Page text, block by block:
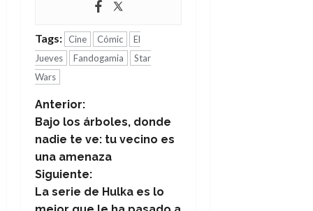
Tags: Cine Cómic
El
Jueves
Fandogamia
Star
Wars
N
a
v
e
Anterior:
Bajo los árboles, donde
nadie te ve: tu vecino es
una amenaza
Siguiente:
La serie de Hulka es lo